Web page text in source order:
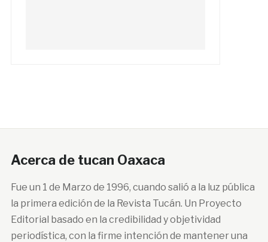
Acerca de tucan Oaxaca
Fue un 1 de Marzo de 1996, cuando salió a la luz pública
la primera edición de la Revista Tucán. Un Proyecto
Editorial basado en la credibilidad y objetividad
periodística, con la firme intención de mantener una